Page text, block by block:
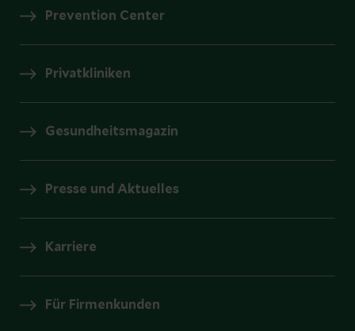
Prevention Center
Privatkliniken
Gesundheitsmagazin
Presse und Aktuelles
Karriere
Für Firmenkunden